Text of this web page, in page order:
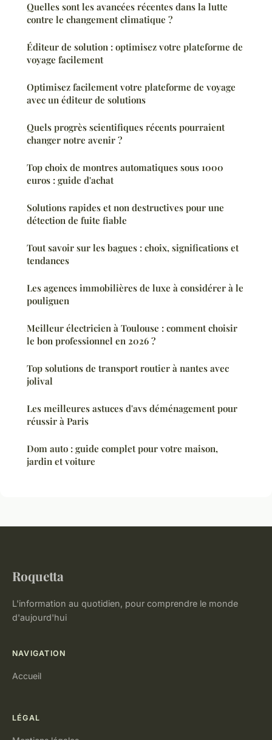
Quelles sont les avancées récentes dans la lutte
contre le changement climatique ?
Éditeur de solution : optimisez votre plateforme de
voyage facilement
Optimisez facilement votre plateforme de voyage
avec un éditeur de solutions
Quels progrès scientifiques récents pourraient
changer notre avenir ?
Top choix de montres automatiques sous 1000
euros : guide d'achat
Solutions rapides et non destructives pour une
détection de fuite fiable
Tout savoir sur les bagues : choix, significations et
tendances
Les agences immobilières de luxe à considérer à le
pouliguen
Meilleur électricien à Toulouse : comment choisir
le bon professionnel en 2026 ?
Top solutions de transport routier à nantes avec
jolival
Les meilleures astuces d'avs déménagement pour
réussir à Paris
Dom auto : guide complet pour votre maison,
jardin et voiture
Roquetta
L'information au quotidien, pour comprendre le monde
d'aujourd'hui
NAVIGATION
Accueil
LÉGAL